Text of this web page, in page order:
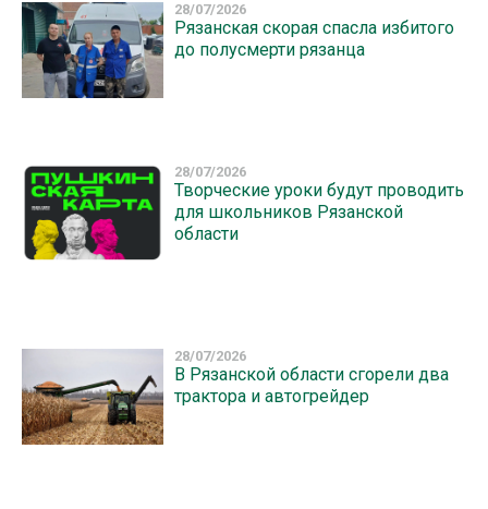
28/07/2026
Рязанская скорая спасла избитого
до полусмерти рязанца
28/07/2026
Творческие уроки будут проводить
для школьников Рязанской
области
28/07/2026
В Рязанской области сгорели два
трактора и автогрейдер